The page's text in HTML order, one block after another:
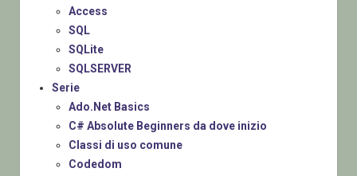
Access
SQL
SQLite
SQLSERVER
Serie
Ado.Net Basics
C# Absolute Beginners da dove inizio
Classi di uso comune
Codedom